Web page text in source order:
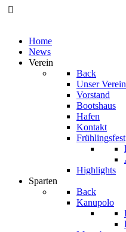
Home
News
Verein
Back
Unser Verein
Vorstand
Bootshaus
Hafen
Kontakt
Frühlingsfest
Highlights
Sparten
Back
Kanupolo